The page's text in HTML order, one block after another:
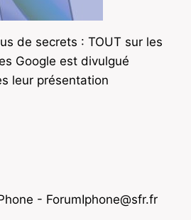
de secrets : TOUT sur les
Google est divulgué
leur présentation
- ForumIphone@sfr.fr